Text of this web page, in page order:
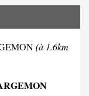
(à 1.6km